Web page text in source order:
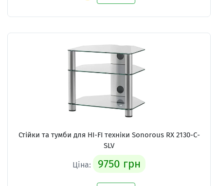
Стійки та тумби для HI-FI техніки Sonorous RX 2130-C-
SLV
Ціна: 9750 грн